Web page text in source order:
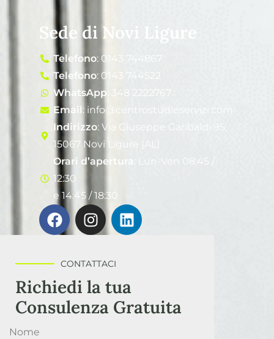
Sede di Novi Ligure
Telefono: 0143 744867
Telefono: 0143 744522
WhatsApp : 348 2222767
Email : info@centrostudieservizi.com
Indirizzo: Via Giuseppe Garibaldi 95,
15067 Novi Ligure (AL)
Orari d’apertura : Lun-Ven 08:45 /
12:30
e 14:45 / 18:30
CONTATTACI
Richiedi la tua
Consulenza Gratuita
Nome